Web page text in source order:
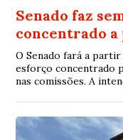
Senado faz
concentrado
O Senado fará a partir
esforço concentrado
nas comissões. A